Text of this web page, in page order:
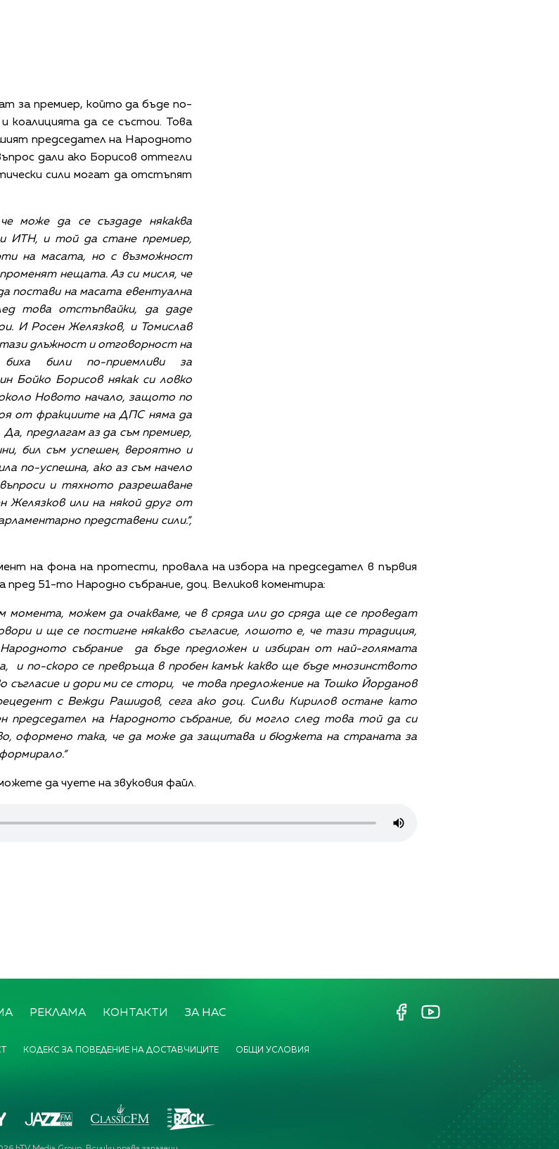
за премиер, който да бъде по-
коалицията да се състои. Това
председател на Народното
дали ако Борисов оттегли
сили могат да отстъпят
може да се създаде някаква
ИТН, и той да стане премиер,
на масата, но с възможност
нещата. Аз си мисля, че
постави на масата евентуална
това отстъпвайки, да даде
И Росен Желязков, и Томислав
длъжност и отговорност на
били по-приемливи за
Бойко Борисов някак си ловко
Новото начало, защото по
от фракциите на ДПС няма да
предлагам аз да съм премиер,
бил съм успешен, вероятно и
по-успешна, ако аз съм начело
и тяхното разрешаване
Желязков или на някой друг от
представени сили.“,
на фона на протести, провала на избора на председател в първия
пред 51-то Народно събрание, доц. Великов коментира:
момента, можем да очакваме, че в сряда или до сряда ще се проведат
и ще се постигне някакво съгласие, лошото е, че тази традиция,
събрание да бъде предложен и избиран от най-голямата
и по-скоро се превръща в пробен камък какво ще бъде мнозинството
съгласие и дори ми се стори, че това предложение на Тошко Йорданов
с Вежди Рашидов, сега ако доц. Силви Кирилов остане като
председател на Народното събрание, би могло след това той да си
оформено така, че да може да защитава и бюджета на страната за
да чуете на звуковия файл.
РЕКЛАМА КОНТАКТИ ЗА НАС
КОДЕКС ЗА ПОВЕДЕНИЕ НА ДОСТАВЧИЦИТЕ ОБЩИ УСЛОВИЯ